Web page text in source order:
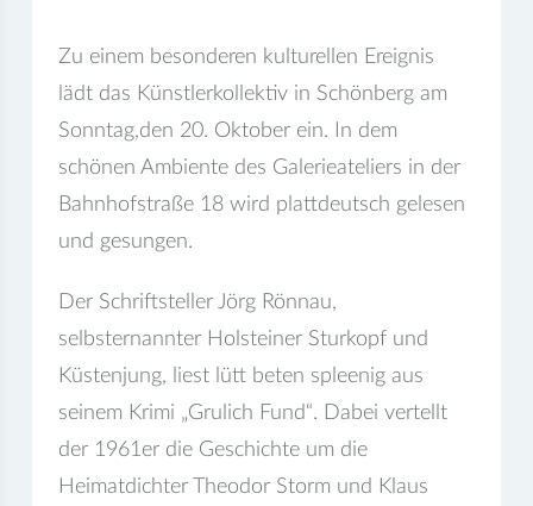
Zu einem besonderen kulturellen Ereignis
lädt das Künstlerkollektiv in Schönberg am
Sonntag,den 20. Oktober ein. In dem
schönen Ambiente des Galerieateliers in der
Bahnhofstraße 18 wird plattdeutsch gelesen
und gesungen.
Der Schriftsteller Jörg Rönnau,
selbsternannter Holsteiner Sturkopf und
Küstenjung, liest lütt beten spleenig aus
seinem Krimi „Grulich Fund“. Dabei vertellt
der 1961er die Geschichte um die
Heimatdichter Theodor Storm und Klaus